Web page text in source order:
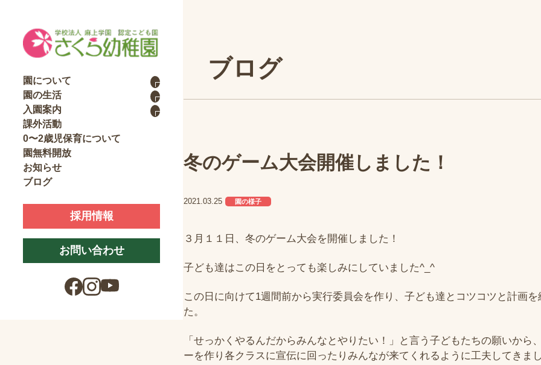
園について
園の生活
入園案内
課外活動
0〜2歳児保育について
園無料開放
お知らせ
ブログ
採用情報
お問い合わせ
ブログ
冬のゲーム大会開催しました！
2021.03.25 園の様子
３月１１日、冬のゲーム大会を開催しました！
子ども達はこの日をとっても楽しみにしていました^_^
この日に向けて1週間前から実行委員会を作り、子ども達とコツコツと計画を
た。
「せっかくやるんだからみんなとやりたい！」と言う子どもたちの願いから
ーを作り各クラスに宣伝に回ったりみんなが来てくれるように工夫してきま